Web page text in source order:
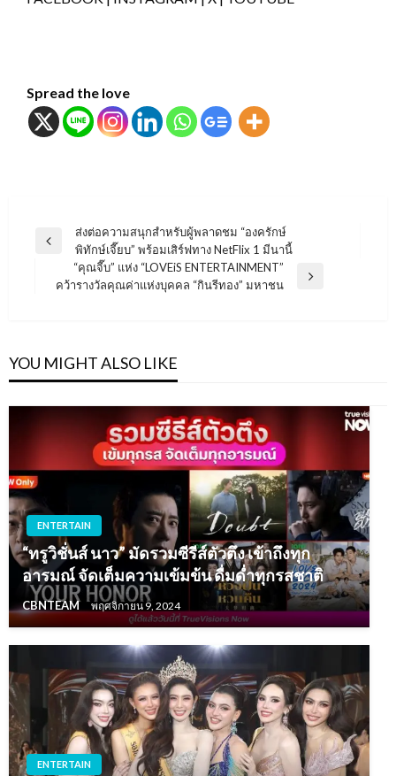
Spread the love
แนะแนว
Previous
ส่งต่อความสนุกสำหรับผู้พลาดชม “องครักษ์
พิทักษ์เจี๊ยบ” พร้อมเสิร์ฟทาง NetFlix 1 มีนานี้
Next
“คุณจี๊บ” แห่ง “LOVEiS ENTERTAINMENT”
คว้ารางวัลคุณค่าแห่งบุคคล “กินรีทอง” มหาชน
YOU MIGHT ALSO LIKE
ENTERTAIN
“ทรูวิชั่นส์ นาว” มัดรวมซีรีส์ตัวตึง เข้าถึงทุก
อารมณ์ จัดเต็มความเข้มข้น ดื่มด่ำทุกรสชาติ
CBNTEAM พฤศจิกายน 9, 2024
ENTERTAIN